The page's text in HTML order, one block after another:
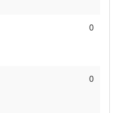
0
0